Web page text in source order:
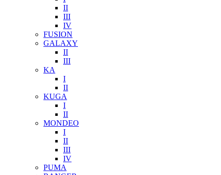
II
III
IV
FUSION
GALAXY
II
III
KA
I
II
KUGA
I
II
MONDEO
I
II
III
IV
PUMA